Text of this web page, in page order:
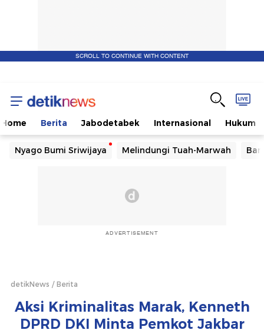
SCROLL TO CONTINUE WITH CONTENT
Home Berita Jabodetabek Internasional Hukum
Nyago Bumi Sriwijaya Melindungi Tuah-Marwah
ADVERTISEMENT
detikNews Berita
Aksi Kriminalitas Marak, Kenneth
DPRD DKI Minta Pemkot Jakbar